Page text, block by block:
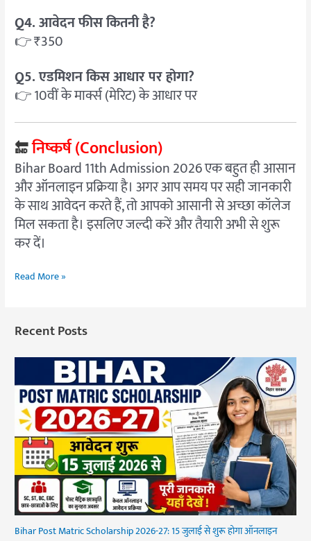
Q4. आवेदन फीस कितनी है?
👉 ₹350
Q5. एडमिशन किस आधार पर होगा?
👉 10वीं के मार्क्स (मेरिट) के आधार पर
🔚निष्कर्ष (Conclusion)
Bihar Board 11th Admission 2026 एक बहुत ही आसान
और ऑनलाइन प्रक्रिया है। अगर आप समय पर सही जानकारी
के साथ आवेदन करते हैं, तो आपको आसानी से अच्छा कॉलेज
मिल सकता है। इसलिए जल्दी करें और तैयारी अभी से शुरू
कर दें।
Read More »
Recent Posts
Bihar Post Matric Scholarship 2026-27: 15 जुलाई से शुरू होगा ऑनलाइन